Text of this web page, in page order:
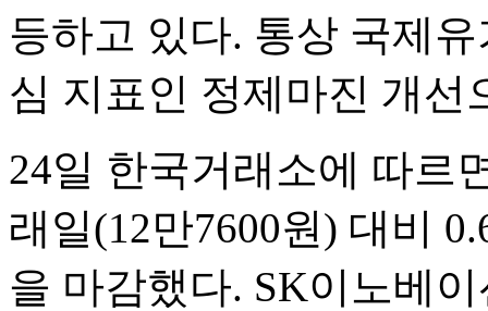
등하고 있다. 통상 국제
심 지표인 정제마진 개선
24일 한국거래소에 따르
래일(12만7600원) 대비
을 마감했다. SK이노베